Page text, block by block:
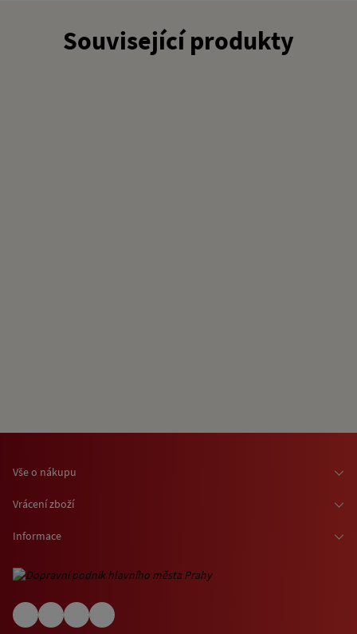
Související produkty
Vše o nákupu
Osobní odběr zboží
O nákupu jízdenek a vstupenek
(EN) Shipping abroad
Vrácení zboží
Informace
Informace o využívání cookies